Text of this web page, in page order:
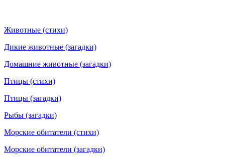
Животные (стихи)
Дикие животные (загадки)
Домашние животные (загадки)
Птицы (стихи)
Птицы (загадки)
Рыбы (загадки)
Морские обитатели (стихи)
Морские обитатели (загадки)